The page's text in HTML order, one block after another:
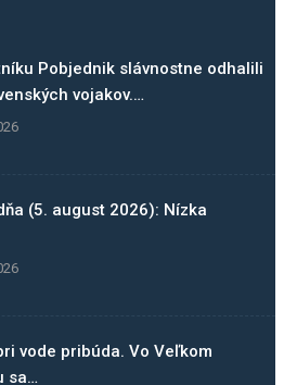
Pobjednik slávnostne odhalili
vojakov.…
(5. august 2026): Nízka
vode pribúda. Vo Veľkom
sa…